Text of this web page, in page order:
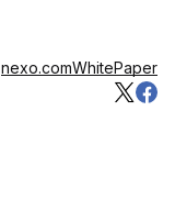
nexo.comWhitePaper